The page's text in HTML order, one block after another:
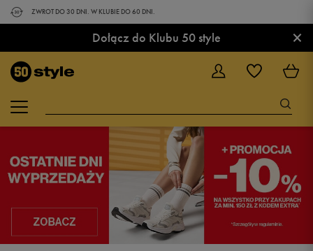
ZWROT DO 30 DNI. W KLUBIE DO 60 DNI.
Dołącz do Klubu 50 style ×